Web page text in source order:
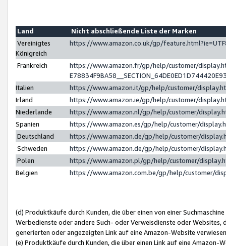
Land
Nicht abschließende Liste der Marken
Vereinigtes
Königreich
https://www.amazon.co.uk/gp/
Frankreich
https://www.amazon.fr/gp/help/customer/
Italien
https://www.amazon.it/gp/help/customer/
Irland
https://www.amazon.ie/gp/help/customer/
Niederlande
https://www.amazon.nl/gp/help/customer/
Spanien
https://www.amazon.es/gp/help/customer/
Deutschland
https://www.amazon.de/gp/help/customer/
Schweden
https://www.amazon.de/gp/help/customer/
Polen
https://www.amazon.pl/gp/help/customer/
Belgien
https://www.amazon.com.be/gp/help/customer/
(d) Produktkäufe durch Kunden, die über einen von einer
Werbedienste oder andere Such- oder Verweisdienste oder Websites,
generierten oder angezeigten Link auf eine Amazon-Website
(e) Produktkäufe durch Kunden, die über einen Link auf eine